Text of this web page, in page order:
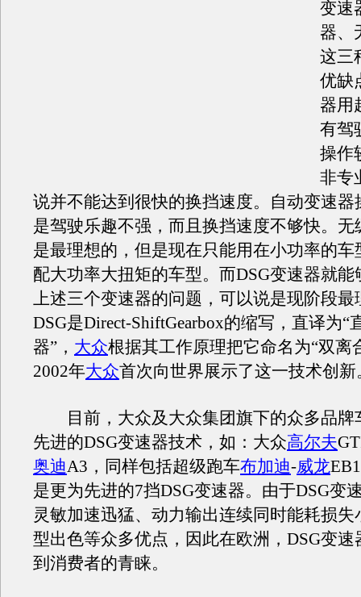
变速
器、
这三
优缺
器用
有驾
操作
非专
说并不能达到很快的换挡速度。自动变速器
是驾驶乐趣不强，而且换挡速度不够快。无
是最理想的，但是现在只能用在小功率的车
配大功率大扭矩的车型。而DSG变速器就能
上述三个变速器的问题，可以说是现阶段最
DSG是Direct-ShiftGearbox的缩写，直译为“
器”， 大众根据其工作原理把它命名为“双离
2002年大众首次向世界展示了这一技术创新
目前，大众及大众集团旗下的众多品牌
先进的DSG变速器技术，如：大众高尔夫
奥迪A3，同样包括超级跑车布加迪-威龙
是更为先进的7挡DSG变速器。由于DSG变
灵敏加速迅猛、动力输出连续同时能耗损失
型出色等众多优点，因此在欧洲，DSG变速
到消费者的青睐。